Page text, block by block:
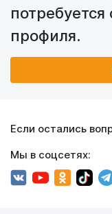
профиля.
Если остались
Мы в соцсетях: